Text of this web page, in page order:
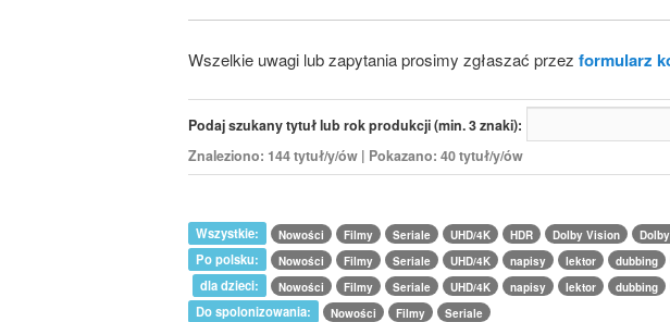
Wszelkie uwagi lub zapytania prosimy zgłaszać przezformularz
Podaj szukany tytuł lub rok produkcji (min. 3 znaki):
Znaleziono: 144 tytuł/y/ów | Pokazano: 40 tytuł/y/ów
Wszystkie: Nowości Filmy Seriale UHD/4K HDR Dolby Vision
Po polsku: Nowości Filmy Seriale UHD/4K napisy lektor dubbing
dla dzieci: Nowości Filmy Seriale UHD/4K napisy lektor dubbing
Do spolonizowania: Nowości Filmy Seriale